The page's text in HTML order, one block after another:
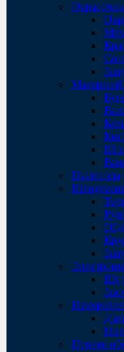
Малярный
Пылесосы
Прочее